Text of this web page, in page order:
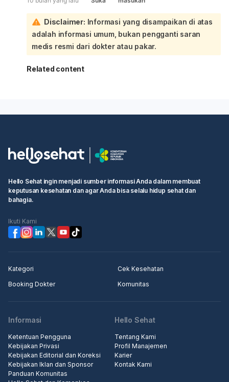
Disclaimer: Informasi yang disampaikan di atas
adalah informasi umum, bukan pengganti saran
medis resmi dari dokter atau pakar.
Related content
Hello Sehat ingin menjadi sumber informasi Anda dalam membuat
keputusan kesehatan dan agar Anda bisa selalu hidup sehat dan
bahagia.
Ikuti Kami
Kategori
Cek Kesehatan
Booking Dokter
Komunitas
Informasi
Ketentuan Pengguna
Kebijakan Privasi
Kebijakan Editorial dan Koreksi
Kebijakan Iklan dan Sponsor
Panduan Komunitas
Hello Sehat
Tentang Kami
Profil Manajemen
Karier
Kontak Kami